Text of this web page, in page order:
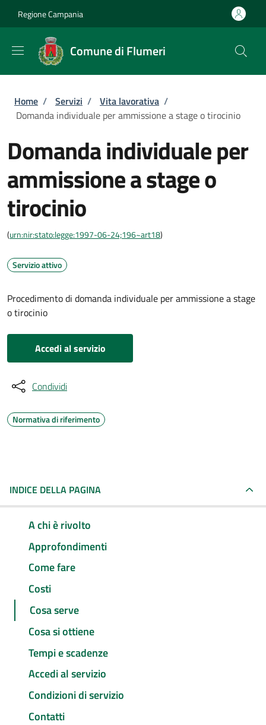
Regione Campania
Comune di Flumeri
Briciole di pane
Home / Servizi / Vita lavorativa /
Domanda individuale per ammissione a stage o tirocinio
Domanda individuale per
ammissione a stage o
tirocinio
(urn:nir:stato:legge:1997-06-24;196~art18)
Servizio attivo
Procedimento di domanda individuale per ammissione a stage
o tirocinio
Accedi al servizio
Condividi
Normativa di riferimento
INDICE DELLA PAGINA
A chi è rivolto
Approfondimenti
Come fare
Costi
Cosa serve
Cosa si ottiene
Tempi e scadenze
Accedi al servizio
Condizioni di servizio
Contatti